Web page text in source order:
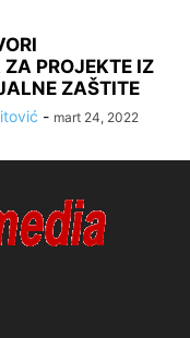
PROJEKTE IZ
ZAŠTITE
- mart 24, 2022